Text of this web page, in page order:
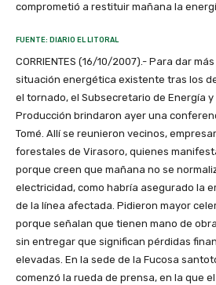
comprometió a restituir mañana la
FUENTE: DIARIO EL LITORAL
CORRIENTES (16/10/2007).- Para dar
situación energética existente tras los
el tornado, el Subsecretario de Energía y
Producción brindaron ayer una
Tomé. Allí se reunieron vecinos,
forestales de Virasoro, quienes
porque creen que mañana no se
electricidad, como habría asegurado la
de la línea afectada. Pidieron mayor
porque señalan que tienen mano de
sin entregar que significan pérdidas
elevadas. En la sede de la Fucosa
comenzó la rueda de prensa, en la que